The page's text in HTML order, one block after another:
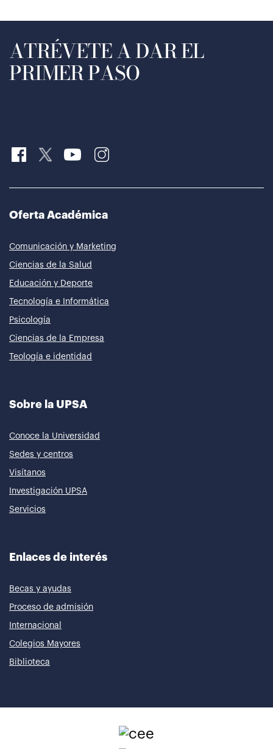
ATRÉVETE A DAR EL
PRIMER PASO
Oferta Académica
Comunicación y Marketing
Ciencias de la Salud
Educación y Deporte
Tecnología e Informática
Psicología
Ciencias de la Empresa
Teología e identidad
Sobre la UPSA
Conoce la Universidad
Sedes y centros
Visítanos
Investigación UPSA
Servicios
Enlaces de interés
Becas y ayudas
Proceso de admisión
Internacional
Colegios Mayores
Biblioteca